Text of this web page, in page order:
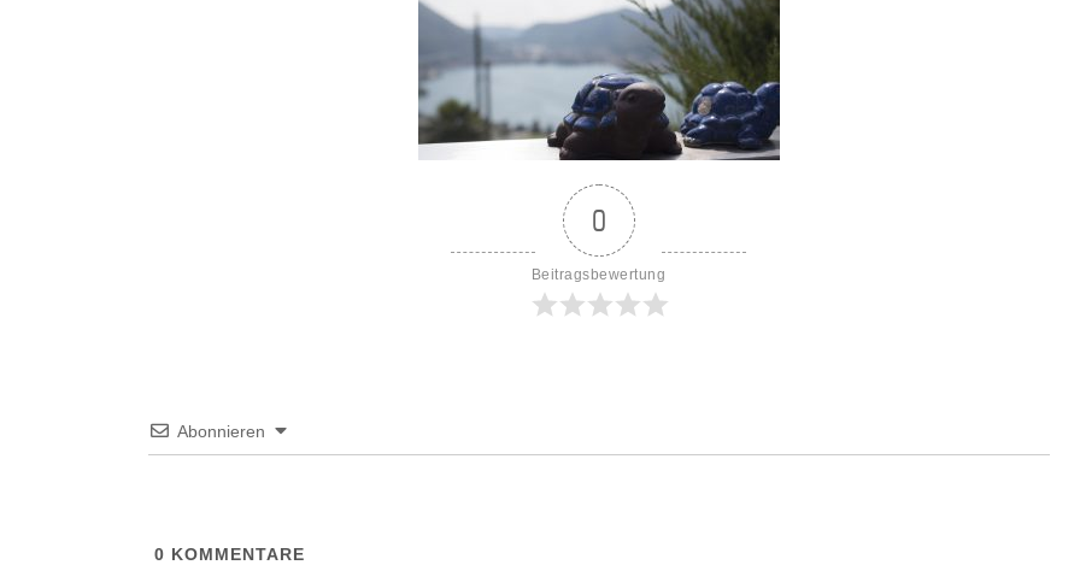
0
Beitragsbewertung
Abonnieren
0 KOMMENTARE